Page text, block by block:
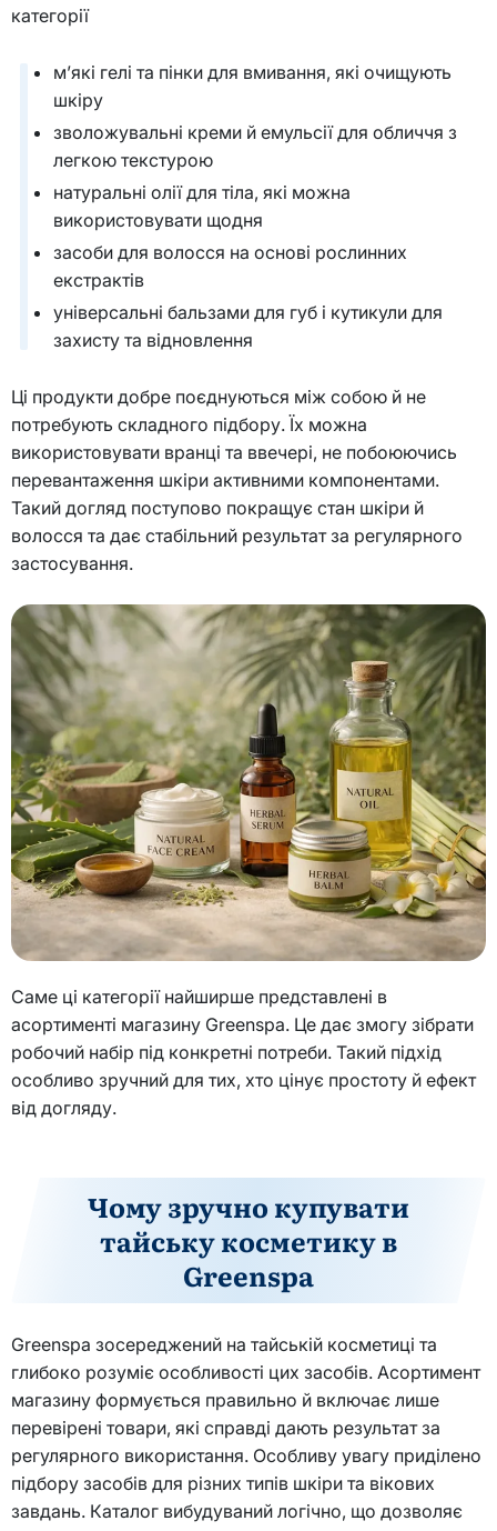
категорії
м’які гелі та пінки для вмивання, які очищують
шкіру
зволожувальні креми й емульсії для обличчя з
легкою текстурою
натуральні олії для тіла, які можна
використовувати щодня
засоби для волосся на основі рослинних
екстрактів
універсальні бальзами для губ і кутикули для
захисту та відновлення
Ці продукти добре поєднуються між собою й не
потребують складного підбору. Їх можна
використовувати вранці та ввечері, не побоюючись
перевантаження шкіри активними компонентами.
Такий догляд поступово покращує стан шкіри й
волосся та дає стабільний результат за регулярного
застосування.
Саме ці категорії найширше представлені в
асортименті магазину Greenspa. Це дає змогу зібрати
робочий набір під конкретні потреби. Такий підхід
особливо зручний для тих, хто цінує простоту й ефект
від догляду.
Чому зручно купувати
тайську косметику в
Greenspa
Greenspa зосереджений на тайській косметиці та
глибоко розуміє особливості цих засобів. Асортимент
магазину формується правильно й включає лише
перевірені товари, які справді дають результат за
регулярного використання. Особливу увагу приділено
підбору засобів для різних типів шкіри та вікових
завдань. Каталог вибудуваний логічно, що дозволяє